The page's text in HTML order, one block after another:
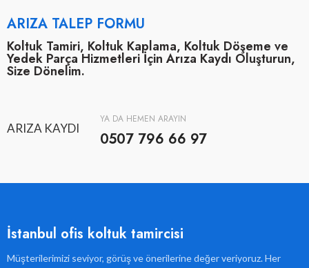
ARIZA TALEP FORMU
Koltuk Tamiri, Koltuk Kaplama, Koltuk Döşeme ve
Yedek Parça Hizmetleri İçin Arıza Kaydı Oluşturun,
Size Dönelim.
ARIZA KAYDI
YA DA HEMEN ARAYIN
0507 796 66 97
İstanbul ofis koltuk tamircisi
Müşterilerimizi seviyor, görüş ve önerilerine değer veriyoruz. Her